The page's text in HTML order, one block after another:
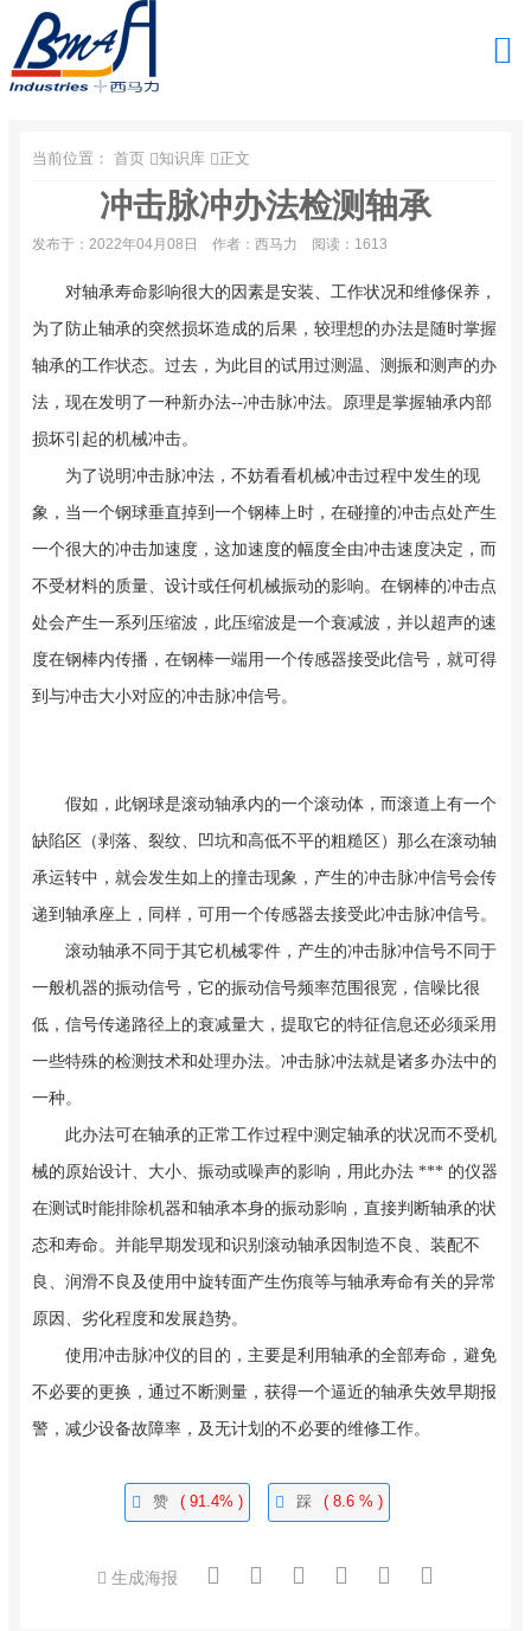
当前位置： 首页 知识库 正文
冲击脉冲办法检测轴承
发布于：2022年04月08日 作者：西马力 阅读：1613
对轴承寿命影响很大的因素是安装、工作状况和维修保养，
为了防止轴承的突然损坏造成的后果，较理想的办法是随时掌握
轴承的工作状态。过去，为此目的试用过测温、测振和测声的办
法，现在发明了一种新办法--冲击脉冲法。原理是掌握轴承内部
损坏引起的机械冲击。
为了说明冲击脉冲法，不妨看看机械冲击过程中发生的现
象，当一个钢球垂直掉到一个钢棒上时，在碰撞的冲击点处产生
一个很大的冲击加速度，这加速度的幅度全由冲击速度决定，而
不受材料的质量、设计或任何机械振动的影响。在钢棒的冲击点
处会产生一系列压缩波，此压缩波是一个衰减波，并以超声的速
度在钢棒内传播，在钢棒一端用一个传感器接受此信号，就可得
到与冲击大小对应的冲击脉冲信号。
假如，此钢球是滚动轴承内的一个滚动体，而滚道上有一个
缺陷区（剥落、裂纹、凹坑和高低不平的粗糙区）那么在滚动轴
承运转中，就会发生如上的撞击现象，产生的冲击脉冲信号会传
递到轴承座上，同样，可用一个传感器去接受此冲击脉冲信号。
滚动轴承不同于其它机械零件，产生的冲击脉冲信号不同于
一般机器的振动信号，它的振动信号频率范围很宽，信噪比很
低，信号传递路径上的衰减量大，提取它的特征信息还必须采用
一些特殊的检测技术和处理办法。冲击脉冲法就是诸多办法中的
一种。
此办法可在轴承的正常工作过程中测定轴承的状况而不受机
械的原始设计、大小、振动或噪声的影响，用此办法 *** 的仪器
在测试时能排除机器和轴承本身的振动影响，直接判断轴承的状
态和寿命。并能早期发现和识别滚动轴承因制造不良、装配不
良、润滑不良及使用中旋转面产生伤痕等与轴承寿命有关的异常
原因、劣化程度和发展趋势。
使用冲击脉冲仪的目的，主要是利用轴承的全部寿命，避免
不必要的更换，通过不断测量，获得一个逼近的轴承失效早期报
警，减少设备故障率，及无计划的不必要的维修工作。
赞 ( 91.4% ) 踩 ( 8.6 % )
生成海报